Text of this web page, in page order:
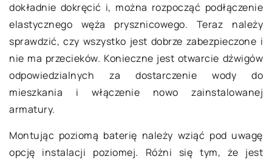
dokładnie dokręcić i, można rozpocząć podłączenie
elastycznego węża prysznicowego. Teraz należy
sprawdzić, czy wszystko jest dobrze zabezpieczone i
nie ma przecieków. Konieczne jest otwarcie dźwigów
odpowiedzialnych za dostarczenie wody do
mieszkania i włączenie nowo zainstalowanej
armatury.
Montując poziomą baterię należy wziąć pod uwagę
opcję instalacji poziomej. Różni się tym, że jest